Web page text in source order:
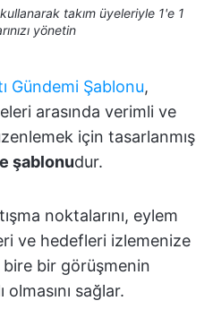
takım üyeleriyle 1'e 1
yönetin
Gündemi Şablonu,
arasında verimli ve
için tasarlanmış
şablonudur.
noktalarını, eylem
ve hedefleri izlemenize
bire bir görüşmenin
sağlar.